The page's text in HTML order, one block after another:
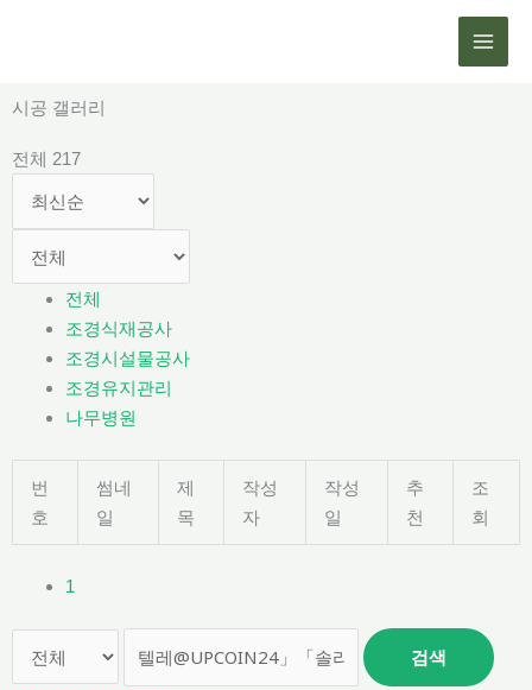
로
너
시공 갤러리
전체 217
전체
조경식재공사
조경시설물공사
조경유지관리
나무병원
번
호
썸네
일
제
목
작성
자
작성
일
추
천
조
회
1
검색